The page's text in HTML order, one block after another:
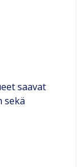
saavat
sekä